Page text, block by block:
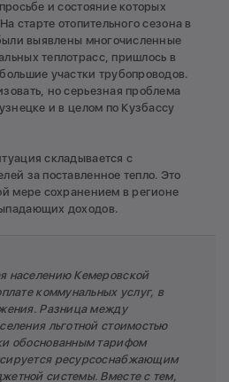
и состояние которых
старте отопительного сезона в
выявлены многочисленные
теплотрасс, пришлось в
участки трубопроводов.
но серьезная проблема
и в целом по Кузбассу
складывается с
за поставленное тепло. Это
мере сохранением в регионе
доходов.
населению Кемеровской
коммунальных услуг, в
Разница между
льготной стоимостью
обоснованным тарифом
ресурсоснабжающим
системы. Вместе с тем,